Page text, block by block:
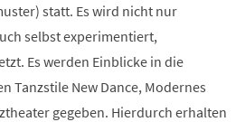
statt. Es wird nicht nur
selbst experimentiert,
Es werden Einblicke in die
Tanzstile New Dance, Modernes
gegeben. Hierdurch erhalten